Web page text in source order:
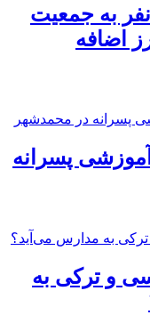
هزار نفر به جمعیت
اضافه
آموزشی پسرانه
و ترکی به